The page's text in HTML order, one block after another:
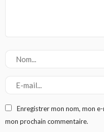
Enregistrer mon nom, mon
mon prochain commentaire.